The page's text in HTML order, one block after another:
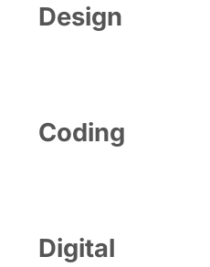
Design
Coding
Digital